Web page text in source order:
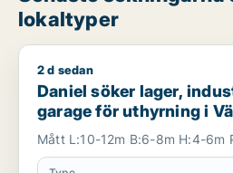
lokaltyper
Daniel söker lager,
2 d sedan
Daniel söker lager,
garage för uthyrning i
eller Botkyrka m.fl.
Mått L:10-12m B:6-8m H:4-6m